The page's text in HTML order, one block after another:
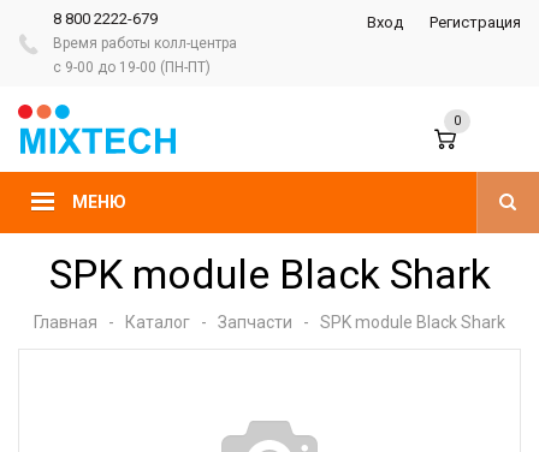
8 800 2222-679
Время работы колл-центра
с 9-00 до 19-00 (ПН-ПТ)
Вход Регистрация
МЕНЮ
0
SPK module Black Shark
Главная - Каталог - Запчасти - SPK module Black Shark